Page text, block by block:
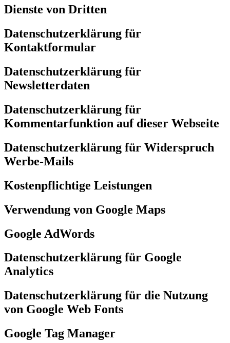
Dienste von Dritten
Datenschutzerklärung für
Kontaktformular
Datenschutzerklärung für
Newsletterdaten
Datenschutzerklärung für
Kommentarfunktion auf dieser Webseite
Datenschutzerklärung für Widerspruch
Werbe-Mails
Kostenpflichtige Leistungen
Verwendung von Google Maps
Google AdWords
Datenschutzerklärung für Google
Analytics
Datenschutzerklärung für die Nutzung
von Google Web Fonts
Google Tag Manager